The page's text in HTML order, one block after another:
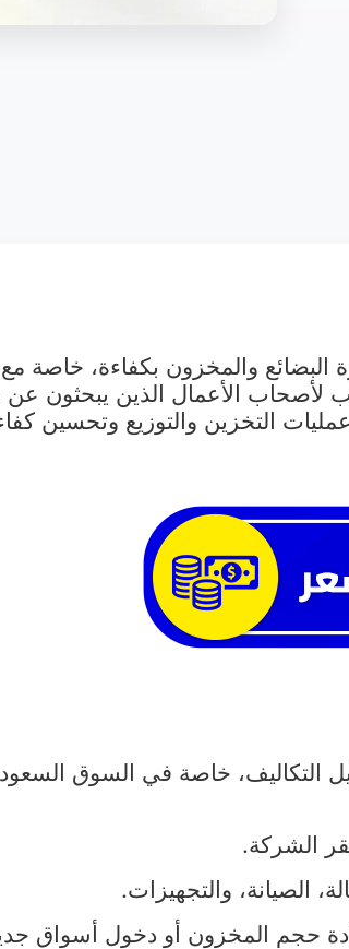
والمخزون بكفاءة، خاصة
لأصحاب الأعمال الذين يبحثون
التخزين والتوزيع وتحسين
التكاليف، خاصة في السوق
الشركة.
الصيانة، والتجهيزات.
حجم المخزون أو دخول أسواق